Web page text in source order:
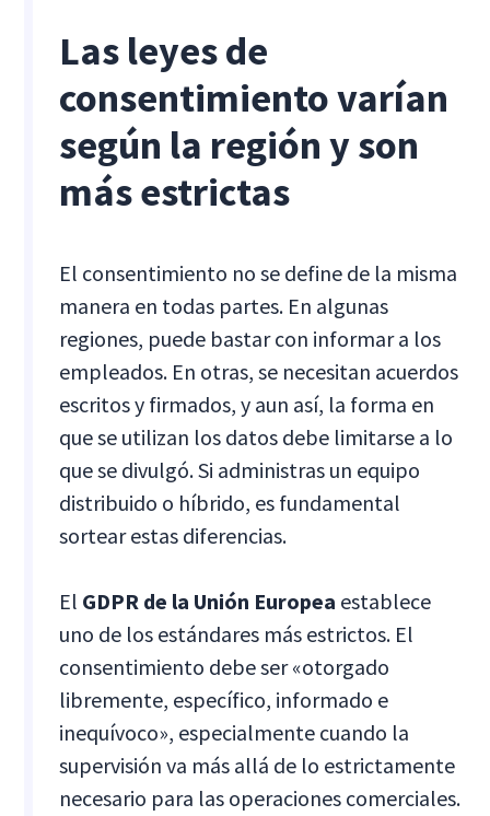
Las leyes de
consentimiento varían
según la región y son
más estrictas
El consentimiento no se define de la misma
manera en todas partes. En algunas
regiones, puede bastar con informar a los
empleados. En otras, se necesitan acuerdos
escritos y firmados, y aun así, la forma en
que se utilizan los datos debe limitarse a lo
que se divulgó. Si administras un equipo
distribuido o híbrido, es fundamental
sortear estas diferencias.
El GDPR de la Unión Europea establece
uno de los estándares más estrictos. El
consentimiento debe ser «otorgado
libremente, específico, informado e
inequívoco», especialmente cuando la
supervisión va más allá de lo estrictamente
necesario para las operaciones comerciales.